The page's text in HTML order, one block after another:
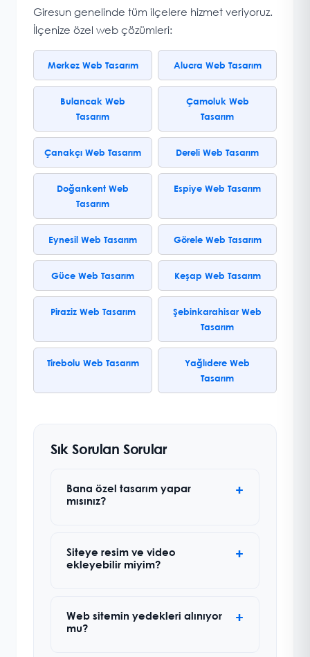
Giresun genelinde tüm ilçelere hizmet veriyoruz.
İlçenize özel web çözümleri:
Merkez Web Tasarım Alucra Web Tasarım
Bulancak Web
Tasarım
Çamoluk Web
Tasarım
Çanakçı Web Tasarım Dereli Web Tasarım
Doğankent Web
Tasarım
Espiye Web Tasarım
Eynesil Web Tasarım Görele Web Tasarım
Güce Web Tasarım Keşap Web Tasarım
Piraziz Web Tasarım
Şebinkarahisar Web
Tasarım
Tirebolu Web Tasarım
Yağlıdere Web
Tasarım
Sık Sorulan Sorular
Bana özel tasarım yapar
mısınız?
Siteye resim ve video
ekleyebilir miyim?
Web sitemin yedekleri alınıyor
mu?